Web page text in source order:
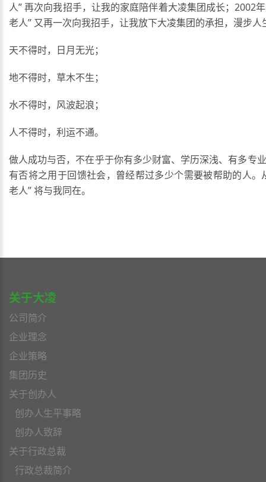
人” 再次向我招手，让我的家庭陪伴着大凌集团成长；2002
老人” 又再一次向我招手，让我放下大凌集团的承担，漫步人
天不得时，日月无光；
地不得时，草木不生；
水不得时，风波起浪；
人不得时，利运不通。
做人成功与否，不在乎于你有多少财富、学历深浅、有多专
有否将之用于回馈社会，曾经帮过多少个需要被帮助的人。
老人” 将与我同在。
关于大凌
公司简介
企业理念
企业策略
集团历史
关于创办人
创办人生平事略
创办人致辞
关于行政总裁
行政总裁简介